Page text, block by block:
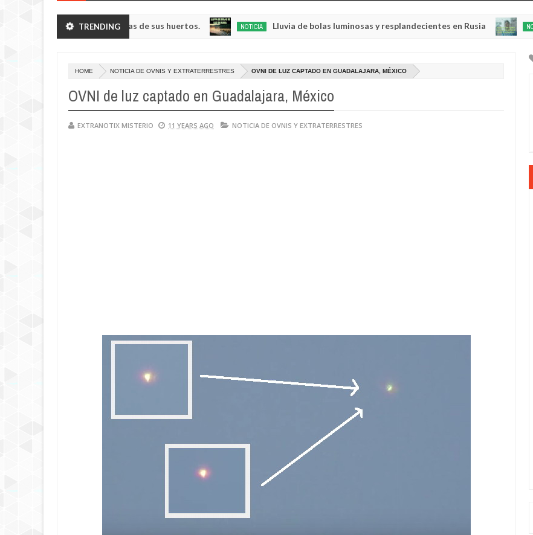
TRENDING
robando verduras de sus huertos. NOTICIA Lluvia de bolas luminosas y resplandecientes en Rusia NOTICIA AL DÍA
HOME NOTICIA DE OVNIS Y EXTRATERRESTRES OVNI DE LUZ CAPTADO EN GUADALAJARA, MÉXICO
OVNI de luz captado en Guadalajara, México
EXTRANOTIX MISTERIO 11 YEARS AGO NOTICIA DE OVNIS Y EXTRATERRESTRES